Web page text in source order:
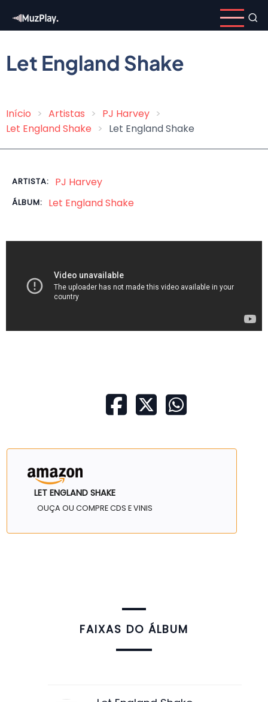
para
conteúdo
principal
Let England Shake
Trilha
Início Artistas
PJ Harvey
Let England Shake
Let England Shake
ARTISTA: PJ Harvey
ÁLBUM: Let England Shake
LET ENGLAND SHAKE
OUÇA OU COMPRE CDS E VINIS
FAIXAS DO ÁLBUM